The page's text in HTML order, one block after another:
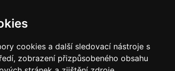
cookies a další sledovací nástroje s
zobrazení přizpůsobeného obsahu
podatelna: